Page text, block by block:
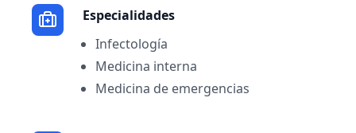
Especialidades
Infectología
Medicina interna
Medicina de emergencias